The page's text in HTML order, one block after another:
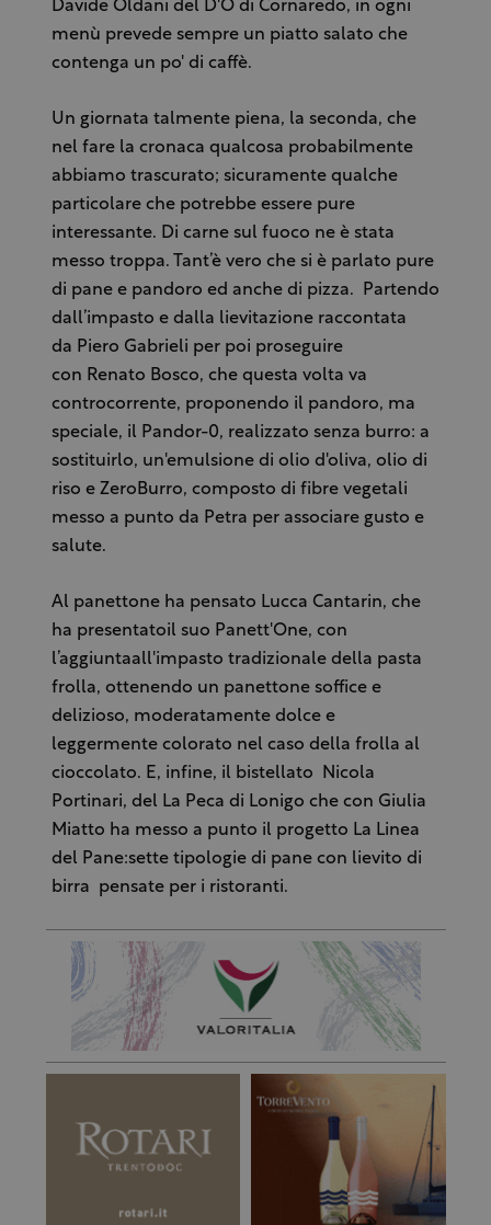
Davide Oldani del D'O di Cornaredo, in ogni
menù prevede sempre un piatto salato che
contenga un po' di caffè.
Un giornata talmente piena, la seconda, che
nel fare la cronaca qualcosa probabilmente
abbiamo trascurato; sicuramente qualche
particolare che potrebbe essere pure
interessante. Di carne sul fuoco ne è stata
messo troppa. Tant’è vero che si è parlato pure
di pane e pandoro ed anche di pizza. Partendo
dall’impasto e dalla lievitazione raccontata
da Piero Gabrieli per poi proseguire
con Renato Bosco, che questa volta va
controcorrente, proponendo il pandoro, ma
speciale, il Pandor-0, realizzato senza burro: a
sostituirlo, un'emulsione di olio d'oliva, olio di
riso e ZeroBurro, composto di fibre vegetali
messo a punto da Petra per associare gusto e
salute.
Al panettone ha pensato Lucca Cantarin, che
ha presentatoil suo Panett'One, con
l’aggiuntaall'impasto tradizionale della pasta
frolla, ottenendo un panettone soffice e
delizioso, moderatamente dolce e
leggermente colorato nel caso della frolla al
cioccolato. E, infine, il bistellato Nicola
Portinari, del La Peca di Lonigo che con Giulia
Miatto ha messo a punto il progetto La Linea
del Pane:sette tipologie di pane con lievito di
birra pensate per i ristoranti.